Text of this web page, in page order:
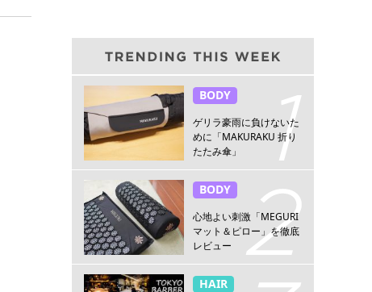
BODY
ゲリラ豪雨に負けないた
めに「MAKURAKU 折り
たたみ傘」
BODY
心地よい刺激「MEGURI
マット＆ピロー」を徹底
レビュー
HAIR